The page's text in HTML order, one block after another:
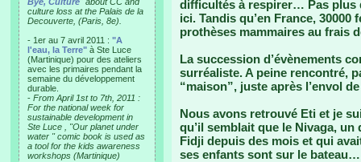
culture loss at the Palais de la
Decouverte, (Paris, 8e).
- 1er au 7 avril 2011 : "A
l'eau, la Terre" à Ste Luce
(Martinique) pour des ateliers
avec les primaires pendant la
semaine du développement
durable.
- From April 1st to 7th, 2011 :
For the national week for
sustainable development in
Ste Luce , "Our planet under
water " comic book is used as
a tool for the kids awareness
workshops (Martinique)
difficultés à respirer… Pas plus
ici. Tandis qu’en France,
prothèses mammaires au frais
La succession d’évènements
surréaliste. A peine rencontré,
“maison”, juste après l’envol
Nous avons retrouvé Eti et je
qu’il semblait que le Nivaga,
Fidji depuis des mois et qui
ses enfants sont sur le